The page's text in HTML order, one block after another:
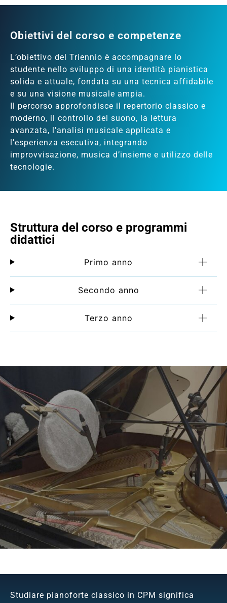
Obiettivi del corso e competenze
L’obiettivo del Triennio è accompagnare lo
studente nello sviluppo di una identità pianistica
solida e attuale, fondata su una tecnica affidabile
e su una visione musicale ampia.
Il percorso approfondisce il repertorio classico e
moderno, il controllo del suono, la lettura
avanzata, l’analisi musicale applicata e
l’esperienza esecutiva, integrando
improvvisazione, musica d’insieme e utilizzo delle
tecnologie.
Struttura del corso e programmi
didattici
Primo anno
Secondo anno
Terzo anno
Studiare pianoforte classico in CPM significa